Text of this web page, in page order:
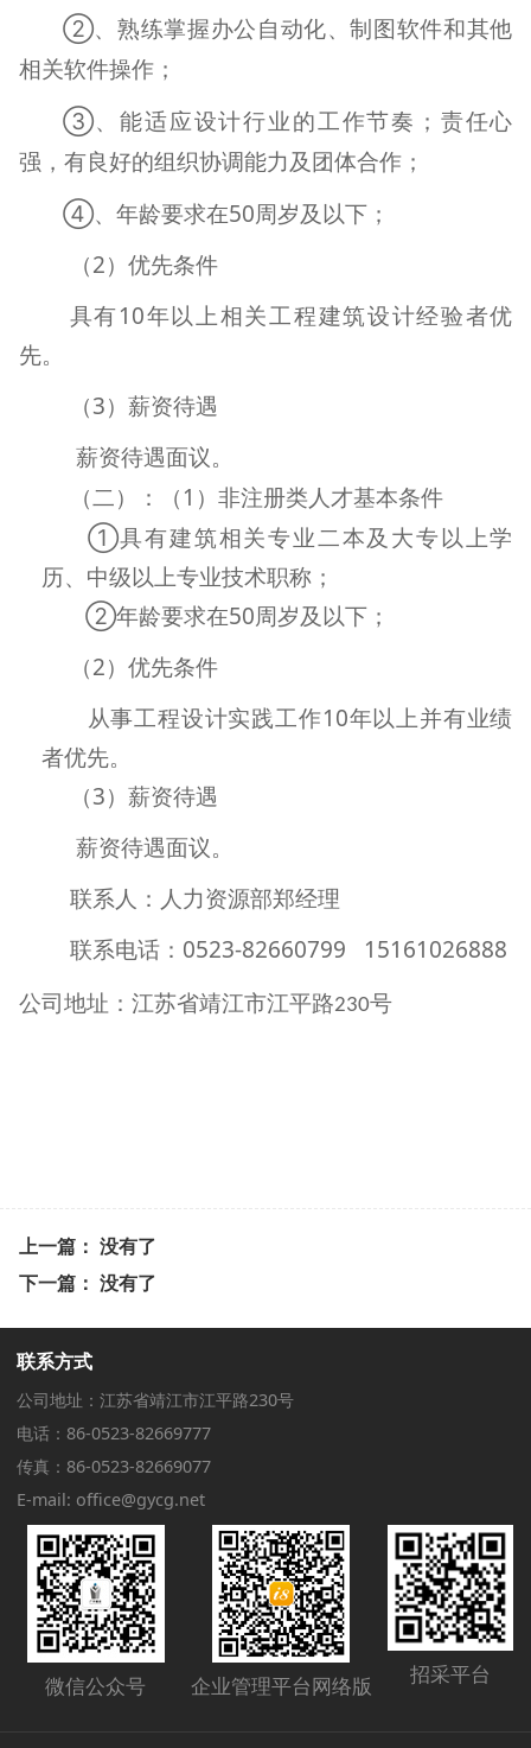
②、熟练掌握办公自动化、制图软件和其他
相关软件操作；
③、能适应设计行业的工作节奏；责任心
强，有良好的组织协调能力及团体合作；
④、年龄要求在50周岁及以下；
（2）优先条件
具有10年以上相关工程建筑设计经验者优
先。
（3）薪资待遇
薪资待遇面议。
（二）：（1 ）非注册类人才基本条件
①具有建筑相关专业二本及大专以上学
历、中级以上专业技术职称；
②年龄要求在50周岁及以下；
（2）优先条件
从事工程设计实践工作10年以上并有业绩
者优先。
（3）薪资待遇
薪资待遇面议。
联系人：人力资源部郑经理
联系电话： 0523-82660799 15161026888
公司地址：江苏省靖江市江平路230号
上一篇： 没有了
下一篇： 没有了
联系方式
公司地址：江苏省靖江市江平路230号
电话：86-0523-82669777
传真：86-0523-82669077
E-mail: office@gycg.net
微信公众号 企业管理平台网络版 招采平台